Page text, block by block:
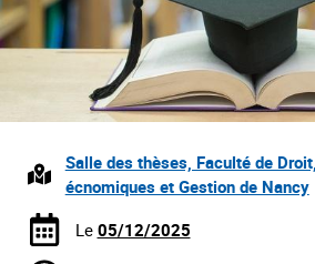
Salle des thèses, Faculté de
écnomiques et Gestion de Nancy
Le 05/12/2025